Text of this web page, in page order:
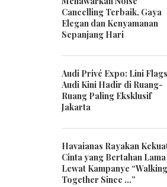
Cancelling Terbaik, Gaya
Elegan dan Kenyamanan
Sepanjang Hari
Audi Privé Expo: Lini
Audi Kini Hadir di Ruang-
Ruang Paling Eksklusif
Jakarta
Havaianas Rayakan
Cinta yang Bertahan Lama
Lewat Kampanye “Walking
Together Since …”